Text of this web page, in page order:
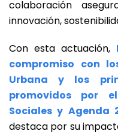
colaboración
innovación,
Con esta actuación,
compromiso con
Urbana y los
promovidos por
Sociales y Agenda
destaca por su